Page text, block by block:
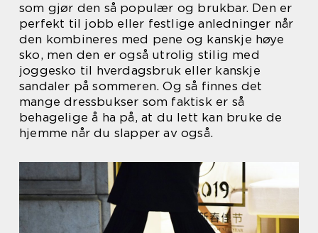
som gjør den så populær og brukbar. Den er
perfekt til jobb eller festlige anledninger når
den kombineres med pene og kanskje høye
sko, men den er også utrolig stilig med
joggesko til hverdagsbruk eller kanskje
sandaler på sommeren. Og så finnes det
mange dressbukser som faktisk er så
behagelige å ha på, at du lett kan bruke de
hjemme når du slapper av også.